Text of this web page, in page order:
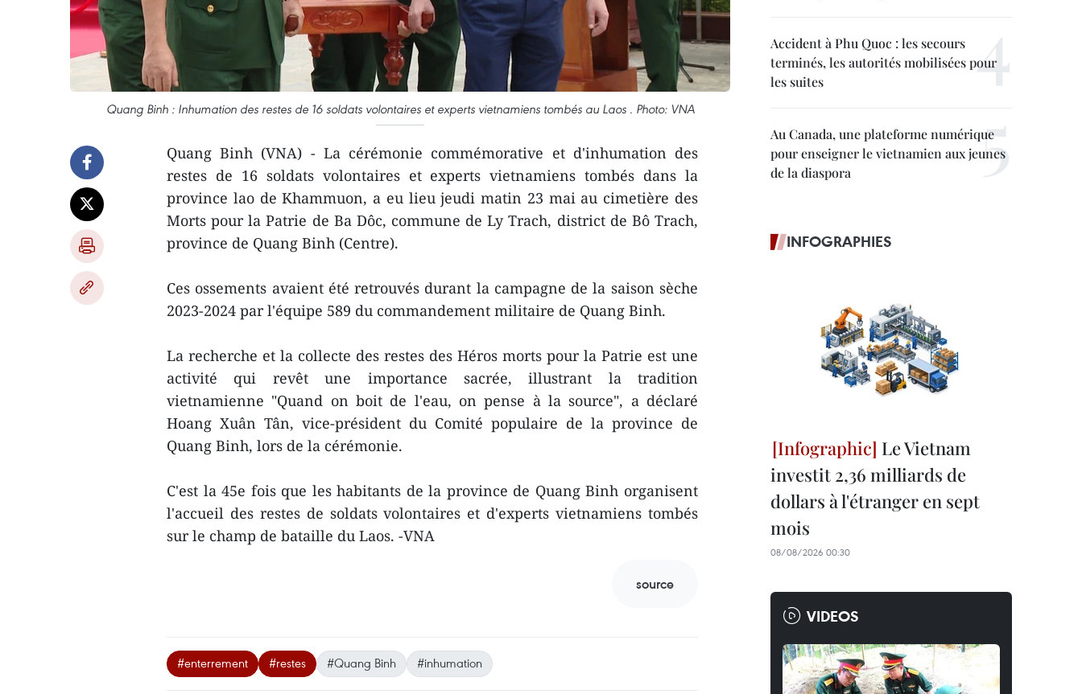
Quang Binh : Inhumation des restes de 16 soldats volontaires et experts vietnamiens tombés au Laos . Photo: VNA
Quang Binh (VNA) - La cérémonie commémorative et d'inhumation des
restes de 16 soldats volontaires et experts vietnamiens tombés dans la
province lao de Khammuon, a eu lieu jeudi matin 23 mai au cimetière des
Morts pour la Patrie de Ba Dôc, commune de Ly Trach, district de Bô Trach,
province de Quang Binh (Centre).
Ces ossements avaient été retrouvés durant la campagne de la saison sèche
2023-2024 par l'équipe 589 du commandement militaire de Quang Binh.
La recherche et la collecte des restes des Héros morts pour la Patrie est une
activité qui revêt une importance sacrée, illustrant la tradition
vietnamienne "Quand on boit de l'eau, on pense à la source", a déclaré
Hoang Xuân Tân, vice-président du Comité populaire de la province de
Quang Binh, lors de la cérémonie.
C'est la 45e fois que les habitants de la province de Quang Binh organisent
l'accueil des restes de soldats volontaires et d'experts vietnamiens tombés
sur le champ de bataille du Laos. -VNA
source
#enterrement #restes #Quang Binh #inhumation
Accident à Phu Quoc : les secours
terminés, les autorités mobilisées pour
les suites
Au Canada, une plateforme numérique
pour enseigner le vietnamien aux jeunes
de la diaspora
INFOGRAPHIES
Le Vietnam
investit 2,36 milliards de
dollars à l'étranger en sept
mois
08/08/2026 00:30
VIDEOS